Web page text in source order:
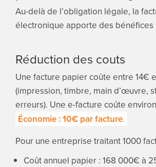
Au-delà de l’obligation légale, la
électronique apporte des bénéfices
Réduction des couts
Une facture papier coûte entre 14€
(impression, timbre, main d’œuvre,
erreurs). Une e-facture coûte
Économie : 10€ par facture.
Pour une entreprise traitant 1000
Coût annuel papier : 168 000€ à